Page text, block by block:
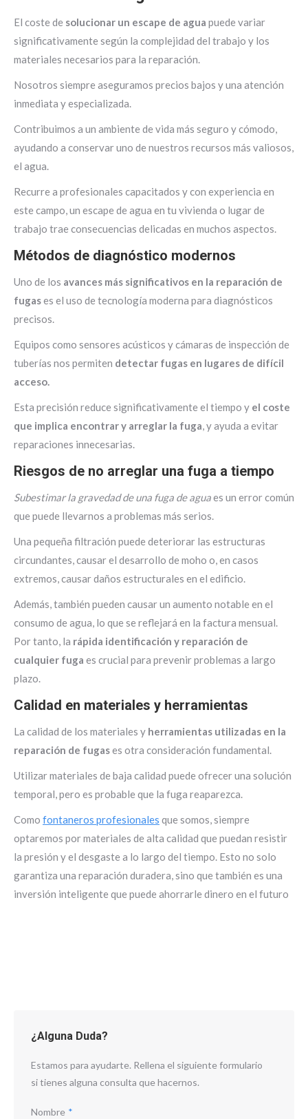
El coste de solucionar un escape de agua puede variar
significativamente según la complejidad del trabajo y los
materiales necesarios para la reparación.
Nosotros siempre aseguramos precios bajos y una atención
inmediata y especializada.
Contribuimos a un ambiente de vida más seguro y cómodo,
ayudando a conservar uno de nuestros recursos más valiosos,
el agua.
Recurre a profesionales capacitados y con experiencia en
este campo, un escape de agua en tu vivienda o lugar de
trabajo trae consecuencias delicadas en muchos aspectos.
Métodos de diagnóstico modernos
Uno de los avances más significativos en la reparación de
fugases el uso de tecnología moderna para diagnósticos
precisos.
Equipos como sensores acústicos y cámaras de inspección de
tuberías nos permiten detectar fugas en lugares de difícil
acceso.
Esta precisión reduce significativamente el tiempo y el coste
que implica encontrar y arreglar la fuga, y ayuda a evitar
reparaciones innecesarias.
Riesgos de no arreglar una fuga a tiempo
Subestimar la gravedad de una fuga de aguaes un error común
que puede llevarnos a problemas más serios.
Una pequeña filtración puede deteriorar las estructuras
circundantes, causar el desarrollo de moho o, en casos
extremos, causar daños estructurales en el edificio.
Además, también pueden causar un aumento notable en el
consumo de agua, lo que se reflejará en la factura mensual.
Por tanto, la rápida identificación y reparación de
cualquier fuga es crucial para prevenir problemas a largo
plazo.
Calidad en materiales y herramientas
La calidad de los materiales y herramientas utilizadas en la
reparación de fugases otra consideración fundamental.
Utilizar materiales de baja calidad puede ofrecer una solución
temporal, pero es probable que la fuga reaparezca.
Como fontaneros profesionales que somos, siempre
optaremos por materiales de alta calidad que puedan resistir
la presión y el desgaste a lo largo del tiempo. Esto no solo
garantiza una reparación duradera, sino que también es una
inversión inteligente que puede ahorrarle dinero en el futuro
¿Alguna Duda?
Estamos para ayudarte. Rellena el siguiente formulario
si tienes alguna consulta que hacernos.
Nombre *